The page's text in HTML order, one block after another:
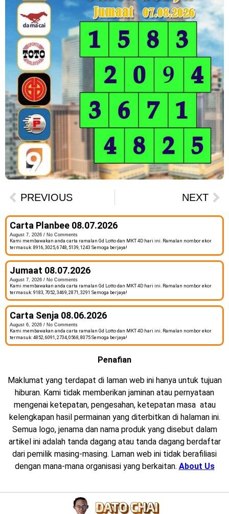
PREVIOUS NEXT
Carta Planbee 08.07.2026
August 7, 2026
No Comments
Kami membawakan anda carta ramalan Gd Lotto dan MKT 4D hari ini. Ramalan nombor ekor
termasuk: 8916, 3025, 6748, 5139, 1243 Semoga berjaya!
Jumaat 08.07.2026
August 7, 2026
No Comments
Kami membawakan anda carta ramalan Gd Lotto dan MKT 4D hari ini. Ramalan nombor ekor
termasuk: 9183, 7052, 3469, 2871, 3291 Semoga berjaya!
Carta Senja 08.06.2026
August 6, 2026
No Comments
Kami membawakan anda carta ramalan Gd Lotto dan MKT 4D hari ini. Ramalan nombor ekor
termasuk: 4852, 6091, 2734, 0568, 8075 Semoga berjaya!
Penafian
Maklumat yang terdapat di laman web ini hanya untuk tujuan
hiburan. Kami tidak memberikan jaminan atau pernyataan
mengenai ketepatan, pengesahan, ketepatan masa atau
kelengkapan hasil permainan yang diterbitkan di halaman ini.
Semua logo, jenama dan nama produk yang disebut dalam
artikel ini adalah tanda dagang atau tanda dagang berdaftar
dari pemilik masing-masing. Laman web ini tidak berafiliasi
dengan mana-mana organisasi yang berkaitan. About Us